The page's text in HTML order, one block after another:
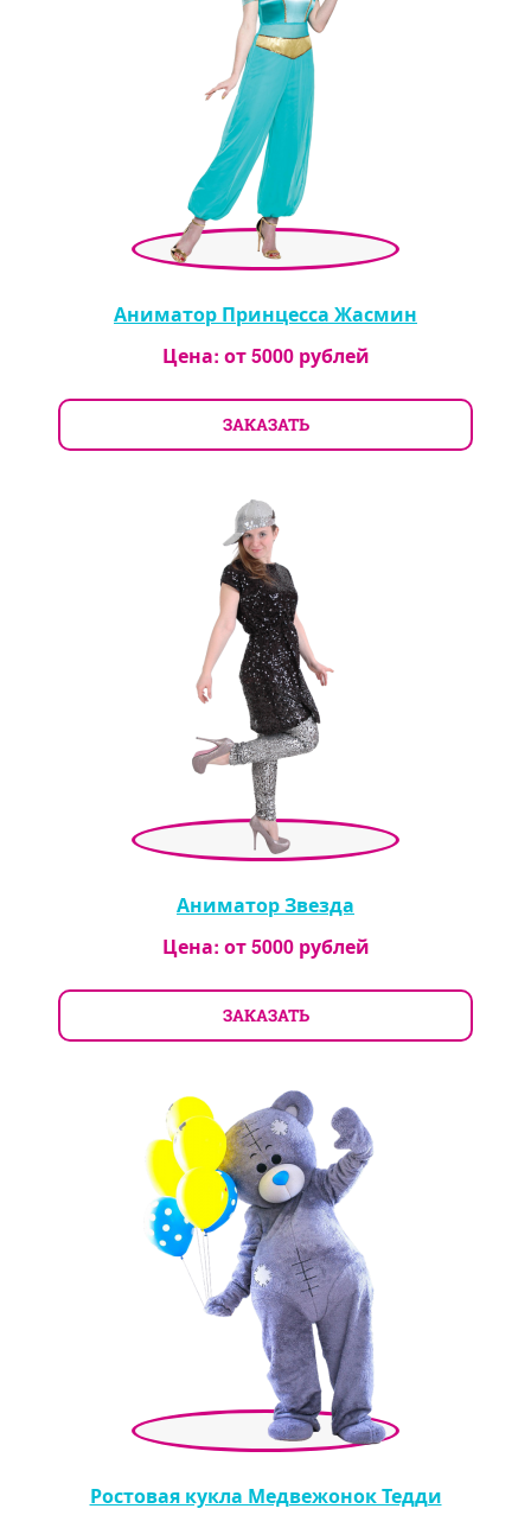
Аниматор Принцесса Жасмин
Цена: от5000рублей
ЗАКАЗАТЬ
Аниматор Звезда
Цена: от5000рублей
ЗАКАЗАТЬ
Ростовая кукла Медвежонок Тедди